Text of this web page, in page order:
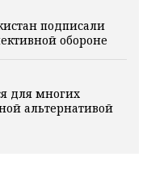
подписали
обороне
для многих
альтернативой